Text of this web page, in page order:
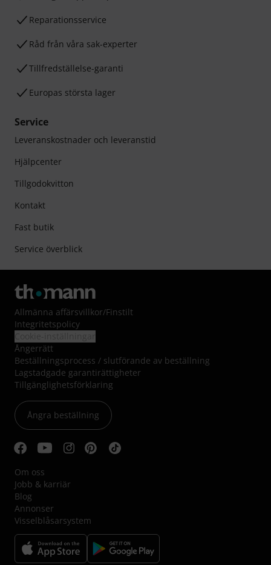
Reparationsservice
Råd från våra sak-experter
Tillfredställelse-garanti
Europas största lager
Service
Leveranskostnader och leveranstid
Hjälpcenter
Tillgodokvitton
Kontakt
Fast butik
Service överblick
Allmänna affärsvillkor/Finstilt
Integritetspolicy
Ångerrätt
Beställningsprocess / slutförande av beställning
Lagstadgade garantirättigheter
Tillgänglighetsförklaring
Ångra beställning
Om oss
Jobb & karriär
Blog
Annonser
Visselblåsarsystem